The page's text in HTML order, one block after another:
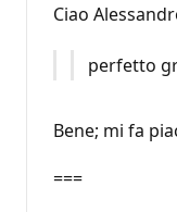
Ciao
perfetto
Bene; mi fa
===